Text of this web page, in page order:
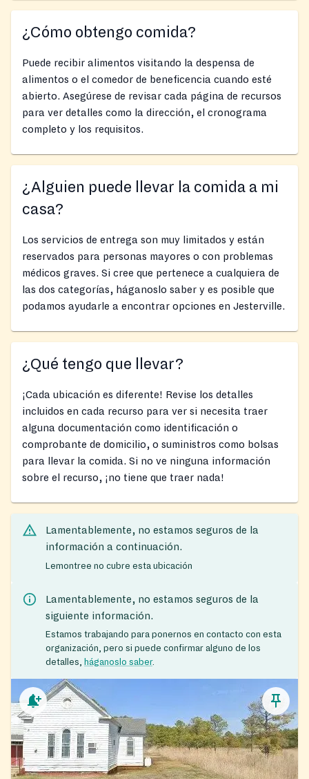
¿Cómo obtengo comida?
Puede recibir alimentos visitando la despensa de
alimentos o el comedor de beneficencia cuando esté
abierto. Asegúrese de revisar cada página de recursos
para ver detalles como la dirección, el cronograma
completo y los requisitos.
¿Alguien puede llevar la comida a mi
casa?
Los servicios de entrega son muy limitados y están
reservados para personas mayores o con problemas
médicos graves. Si cree que pertenece a cualquiera de
las dos categorías, háganoslo saber y es posible que
podamos ayudarle a encontrar opciones en Jesterville.
¿Qué tengo que llevar?
¡Cada ubicación es diferente! Revise los detalles
incluidos en cada recurso para ver si necesita traer
alguna documentación como identificación o
comprobante de domicilio, o suministros como bolsas
para llevar la comida. Si no ve ninguna información
sobre el recurso, ¡no tiene que traer nada!
Lamentablemente, no estamos seguros de la
información a continuación.
Lemontree no cubre esta ubicación
Lamentablemente, no estamos seguros de la
siguiente información.
Estamos trabajando para ponernos en contacto con esta
organización, pero si puede confirmar alguno de los
detalles, háganoslo saber.